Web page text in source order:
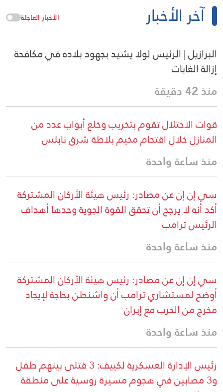
آخر الأخبار الأخبار العاجلة
البرازيل | الرئيس لولا يشيد بجهود بلاده في مكافحة
إزالة الغابات
منذ 42 دقيقة
قوات الاحتلال تقوم بتخريب وخلع أبواب عدد من
المنازل خلال اقتحام مخيم بلاطة شرق نابلس
منذ ساعة واحدة
سي إن إن عن مصادر: رئيس هيئة الأركان المشتركة
أكد أنه لا يرجح أن تحقق القوة الجوية وحدها أهداف
الرئيس ترامب
منذ ساعة واحدة
سي إن إن عن مصادر: رئيس هيئة الأركان المشتركة
أوضح لمستشاري ترامب أن واشنطن بحاجة لإيجاد
مخرج من الحرب مع إيران
منذ ساعة واحدة
رئيس الإدارة العسكرية لكييف: 3 قتلى بينهم طفل
و3 مصابين في هجوم مسيرة روسية على منطقة